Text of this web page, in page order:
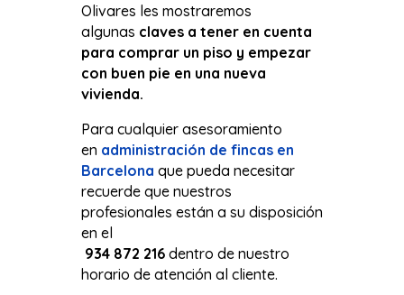
Olivares les mostraremos
algunas claves a tener en cuenta
para comprar un piso y empezar
con buen pie en una nueva
vivienda.
Para cualquier asesoramiento
en administración de fincas en
Barcelona que pueda necesitar
recuerde que nuestros
profesionales están a su disposición
en el
934 872 216dentro de nuestro
horario de atención al cliente.